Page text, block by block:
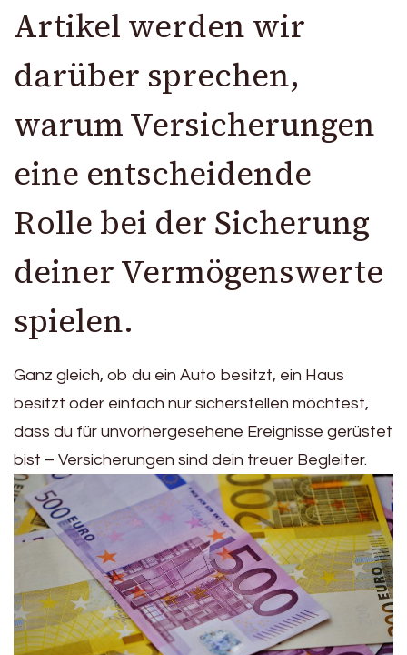
Artikel werden wir
darüber sprechen,
warum Versicherungen
eine entscheidende
Rolle bei der Sicherung
deiner Vermögenswerte
spielen.
Ganz gleich, ob du ein Auto besitzt, ein Haus
besitzt oder einfach nur sicherstellen möchtest,
dass du für unvorhergesehene Ereignisse gerüstet
bist – Versicherungen sind dein treuer Begleiter.